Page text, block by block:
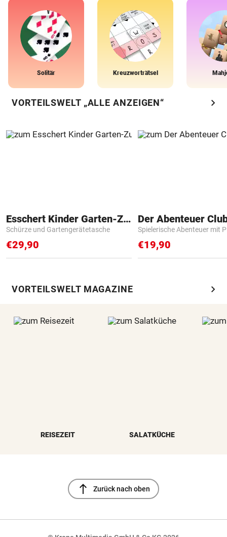
Solitär Kreuzworträtsel
VORTEILSWELT „ALLE ANZEIGEN“ chevron_right
Esschert Kinder Garten-Zubehör
Schürze und Gartengerätetasche
€29,90
Der Abenteuer
Spielerische Abenteuer mit
€19,90
VORTEILSWELT MAGAZINE chevron_right
REISEZEIT SALATKÜCHE
north Zurück nach oben